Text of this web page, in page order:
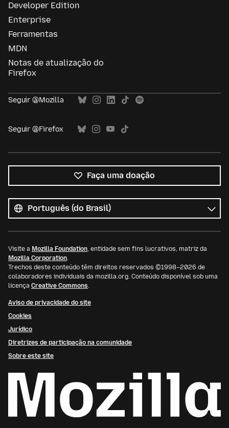
Developer Edition
Enterprise
Ferramentas
MDN
Notas de atualização do
Firefox
Seguir @Mozilla
Seguir @Firefox
Faça uma doação
os
idiomas
Idioma
Visite a Mozilla Foundation, entidade sem fins lucrativos, matriz da
Mozilla Corporation.
Trechos deste conteúdo têm direitos reservados ©1998–2026 de
colaboradores individuais da mozilla.org. Conteúdo disponível sob uma
licença Creative Commons.
Aviso de privacidade do site
Cookies
Jurídico
Diretrizes de participação na comunidade
Sobre este site